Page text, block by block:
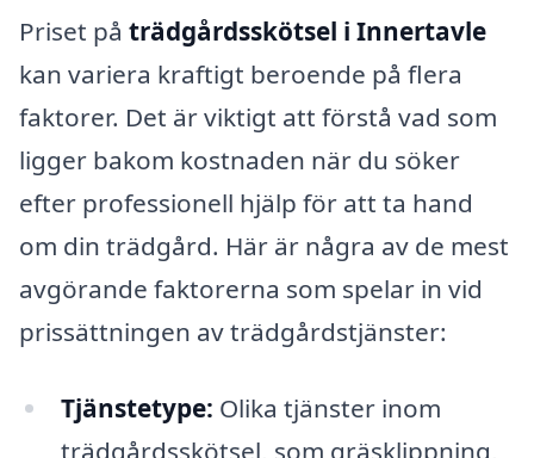
Priset på trädgårdsskötsel i Innertavle
kan variera kraftigt beroende på flera
faktorer. Det är viktigt att förstå vad som
ligger bakom kostnaden när du söker
efter professionell hjälp för att ta hand
om din trädgård. Här är några av de mest
avgörande faktorerna som spelar in vid
prissättningen av trädgårdstjänster:
Tjänstetype: Olika tjänster inom
trädgårdsskötsel, som gräsklippning,